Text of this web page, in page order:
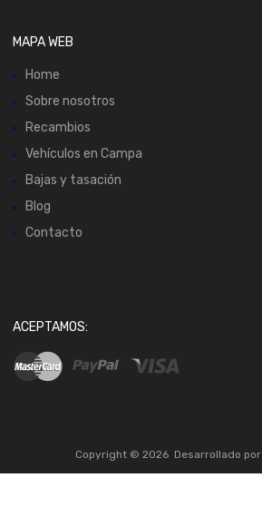
MAPA WEB
Home
Sobre nosotros
Recambios
Vehículos en Campa
Bajas y tasación
Blog
Contacto
ACEPTAMOS:
Copyright © 2026 Desarrollado por